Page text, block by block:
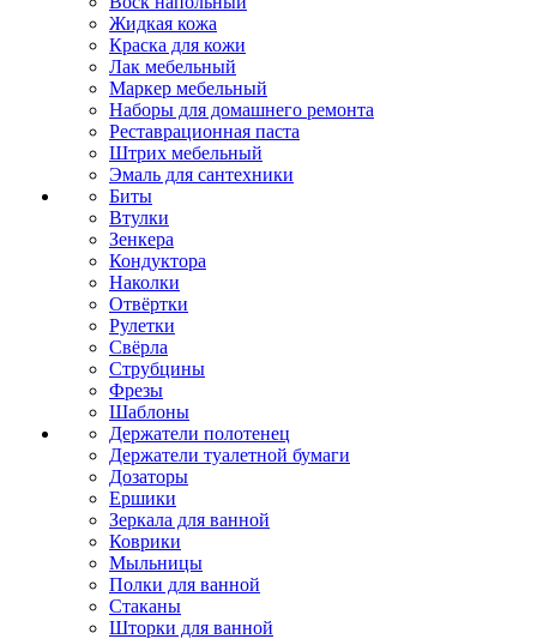
Жидкая кожа
Краска для кожи
Лак мебельный
Маркер мебельный
Наборы для домашнего ремонта
Реставрационная паста
Штрих мебельный
Эмаль для сантехники
Биты
Втулки
Зенкера
Кондуктора
Наколки
Отвёртки
Рулетки
Свёрла
Струбцины
Фрезы
Шаблоны
Держатели полотенец
Держатели туалетной бумаги
Дозаторы
Ершики
Зеркала для ванной
Коврики
Мыльницы
Полки для ванной
Стаканы
Шторки для ванной